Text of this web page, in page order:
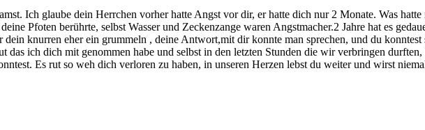
Ich glaube dein Herrchen vorher hatte Angst vor dir, er hatte dich nur 2 Monate. Was
Pfoten berührte, selbst Wasser und Zeckenzange waren Angstmacher.2 Jahre hat es
knurren eher ein grummeln , deine Antwort,mit dir konnte man sprechen, und du
das ich dich mit genommen habe und selbst in den letzten Stunden die wir verbringen
Es rut so weh dich verloren zu haben, in unseren Herzen lebst du weiter und wirst